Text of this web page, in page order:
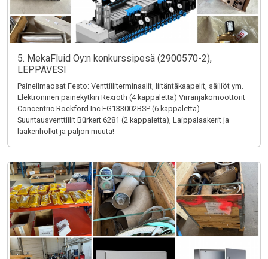
5. MekaFluid Oy:n konkurssipesä (2900570-2),
LEPPÄVESI
Paineilmaosat Festo: Venttiiliterminaalit, liitäntäkaapelit, säiliöt ym.
Elektroninen painekytkin Rexroth (4 kappaletta) Virranjakomoottorit
Concentric Rockford Inc FG133002BSP (6 kappaletta)
Suuntausventtiilit Bürkert 6281 (2 kappaletta), Laippalaakerit ja
laakeriholkit ja paljon muuta!